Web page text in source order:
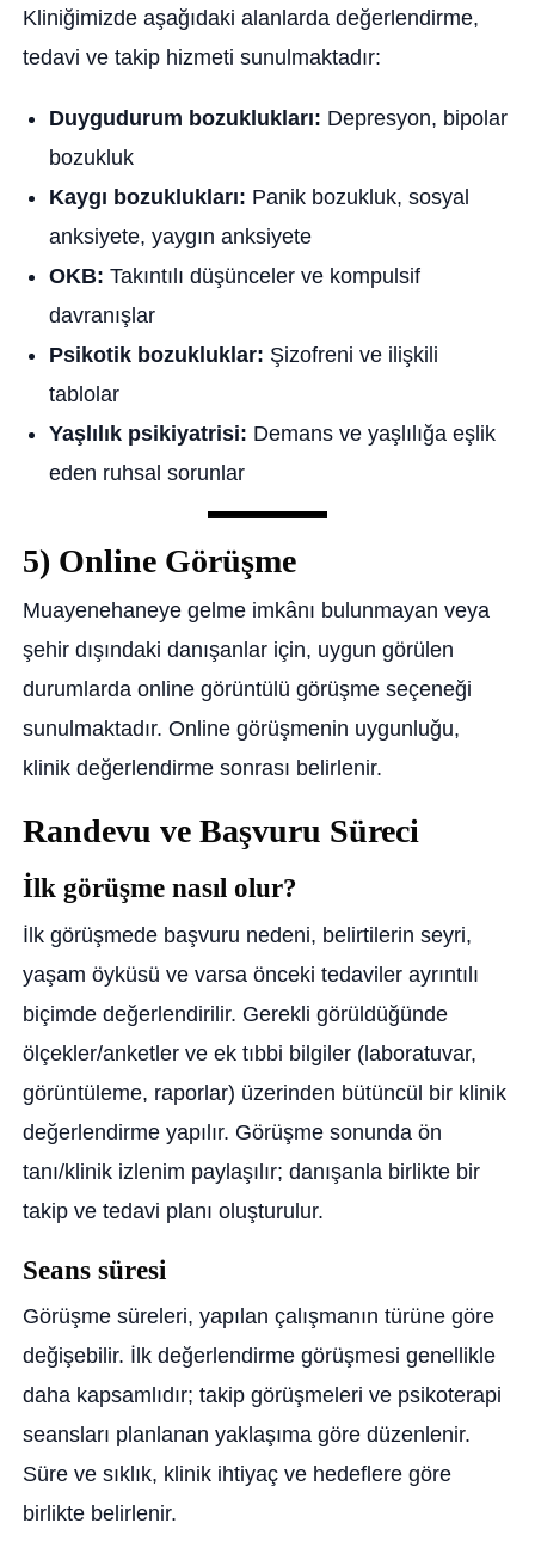
Kliniğimizde aşağıdaki alanlarda değerlendirme,
tedavi ve takip hizmeti sunulmaktadır:
Duygudurum bozuklukları: Depresyon, bipolar
bozukluk
Kaygı bozuklukları: Panik bozukluk, sosyal
anksiyete, yaygın anksiyete
OKB: Takıntılı düşünceler ve kompulsif
davranışlar
Psikotik bozukluklar: Şizofreni ve ilişkili
tablolar
Yaşlılık psikiyatrisi: Demans ve yaşlılığa eşlik
eden ruhsal sorunlar
5) Online Görüşme
Muayenehaneye gelme imkânı bulunmayan veya
şehir dışındaki danışanlar için, uygun görülen
durumlarda online görüntülü görüşme seçeneği
sunulmaktadır. Online görüşmenin uygunluğu,
klinik değerlendirme sonrası belirlenir.
Randevu ve Başvuru Süreci
İlk görüşme nasıl olur?
İlk görüşmede başvuru nedeni, belirtilerin seyri,
yaşam öyküsü ve varsa önceki tedaviler ayrıntılı
biçimde değerlendirilir. Gerekli görüldüğünde
ölçekler/anketler ve ek tıbbi bilgiler (laboratuvar,
görüntüleme, raporlar) üzerinden bütüncül bir klinik
değerlendirme yapılır. Görüşme sonunda ön
tanı/klinik izlenim paylaşılır; danışanla birlikte bir
takip ve tedavi planı oluşturulur.
Seans süresi
Görüşme süreleri, yapılan çalışmanın türüne göre
değişebilir. İlk değerlendirme görüşmesi genellikle
daha kapsamlıdır; takip görüşmeleri ve psikoterapi
seansları planlanan yaklaşıma göre düzenlenir.
Süre ve sıklık, klinik ihtiyaç ve hedeflere göre
birlikte belirlenir.